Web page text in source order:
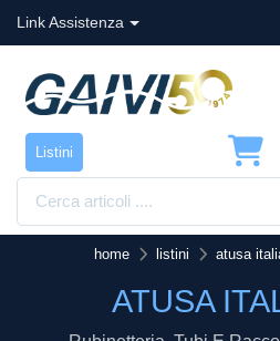
Link Assistenza
Listini
home listini atusa
ATUSA